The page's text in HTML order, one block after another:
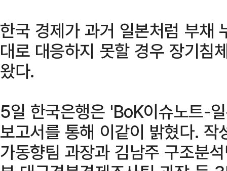
한국 경제가 과거 일본처럼 부채
대로 대응하지 못할 경우 장기침
왔다.
5일 한국은행은 'BoK이슈노트-
보고서를 통해 이같이 밝혔다.
가동향팀 과장과 김남주 구조분